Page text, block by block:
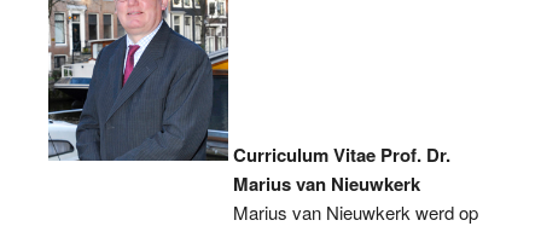
Curriculum Vitae Prof. Dr.
Marius van Nieuwkerk
Marius van Nieuwkerk werd op